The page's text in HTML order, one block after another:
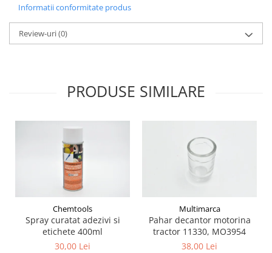
Bobina 28V
Relee 48V
Contact 5 pozitii
Kit reparatii contactor
Contactor 96V
Intrerupatoare
Banda antistatica
Contact pornire
Piese Lugli
Piese Steinbock
Piese Zettelmeyer
Piese Rigitrac
Piese Krone
Piese Hiab Foco
Informatii conformitate produs
Review-uri(0)
PRODUSE SIMILARE
Chemtools
Spray curatat adezivi si
etichete 400ml
30,00 Lei
Multimarca
Pahar decantor motorina
tractor 11330, MO3954
38,00 Lei